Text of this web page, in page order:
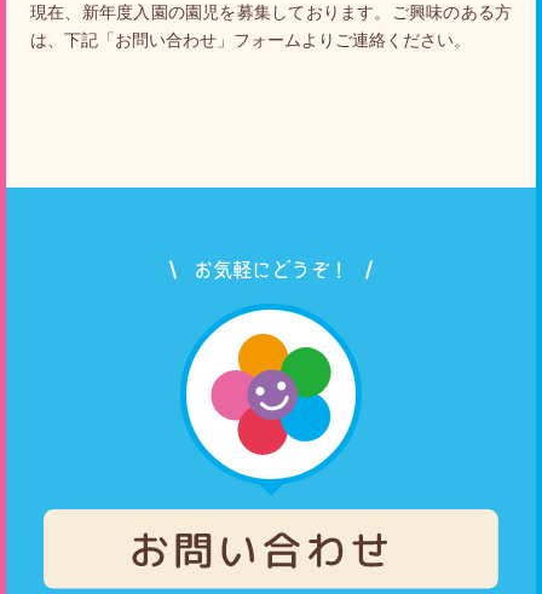
現在、新年度入園の園児を募集しております。ご興味のある方
は、下記「お問い合わせ 」フォームよりご連絡ください。
お気軽にどうぞ！